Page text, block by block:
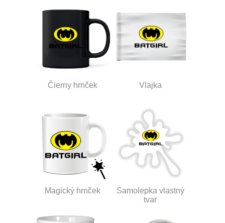
Čierny hrnček Vlajka
Magický hrnček
Samolepka vlastný
tvar